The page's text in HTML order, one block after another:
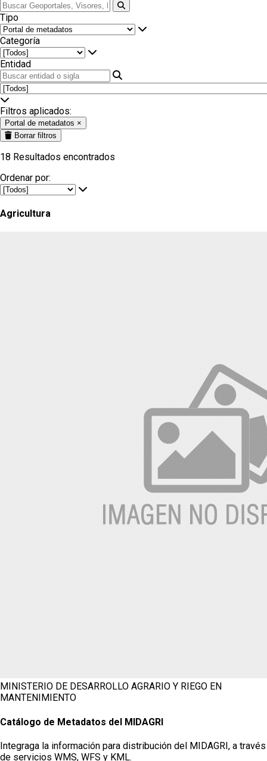
Tipo
Categoría
Entidad
Filtros aplicados:
Portal de metadatos ×
Borrar filtros
18 Resultados encontrados
Ordenar por:
Agricultura
MINISTERIO DE DESARROLLO AGRARIO Y RIEGO EN
MANTENIMIENTO
Catálogo de Metadatos del MIDAGRI
Integraga la información para distribución del MIDAGRI, a través
de servicios WMS, WFS y KML.